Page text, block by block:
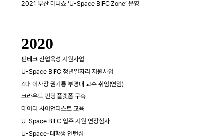
2021 부산 머니쇼 ‘U-Space BIFC Zone’ 운영
2020
핀테크 산업육성 지원사업
U-Space BIFC 청년일자리 지원사업
4대 이사장 권기룡 부경대 교수 취임(연임)
크라우드 펀딩 플랫폼 구축
데이터 사이언티스트 교육
U-Space BIFC 입주 지원 연장심사
U-Space-대학생 인턴십